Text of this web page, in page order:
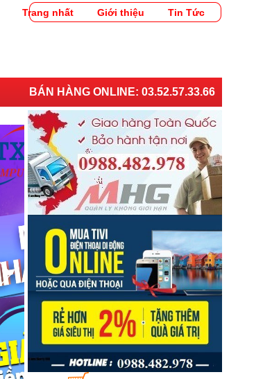
Trang nhất Giới thiệu Tin Tức
BÁN HÀNG ONLINE: 03.52.57.33.66